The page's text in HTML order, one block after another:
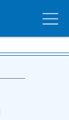
メニ
ュー